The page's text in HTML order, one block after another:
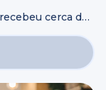
cerca de
pela ...